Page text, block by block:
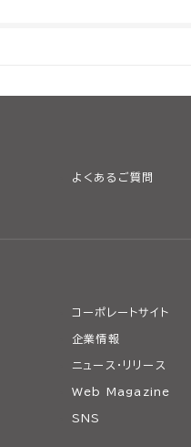
よくあるご質問
コーポレートサイト
企業情報
ニュース・リリース
Web Magazine
SNS